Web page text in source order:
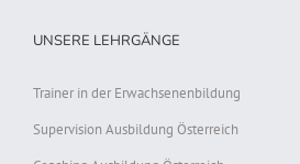
UNSERE LEHRGÄNGE
Trainer in der Erwachsenenbildung
Supervision Ausbildung Österreich